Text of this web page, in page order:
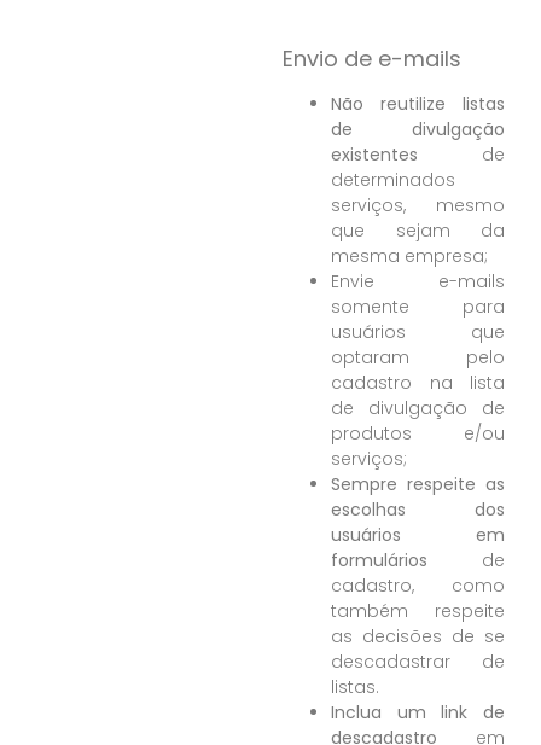
Envio de e-mails
Não reutilize listas
de divulgação
existentes de
determinados
serviços, mesmo
que sejam da
mesma empresa;
Envie e-mails
somente para
usuários que
optaram pelo
cadastro na lista
de divulgação de
produtos e/ou
serviços;
Sempre respeite as
escolhas dos
usuários em
formulários de
cadastro, como
também respeite
as decisões de se
descadastrar de
listas.
Inclua um link de
descadastro em